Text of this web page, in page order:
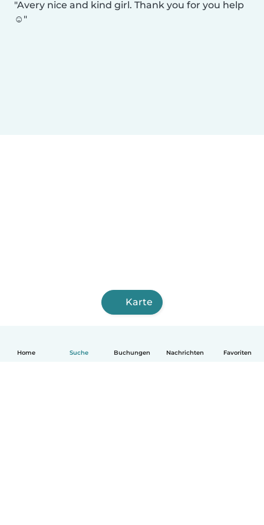
Home Suche Buchungen Nachrichten Favoriten
Avery nice and kind girl. Thank you for you help
☺️
Karte